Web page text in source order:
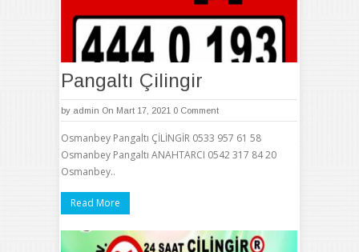
Pangaltı Çilingir
by admin On Mart 17, 2021 0 Comment
Osmanbey Pangaltı ÇİLİNGİR 0533 957 61 58
Osmanbey Pangaltı ANAHTARCI 0542 317 84 20
Osmanbey..
Read More